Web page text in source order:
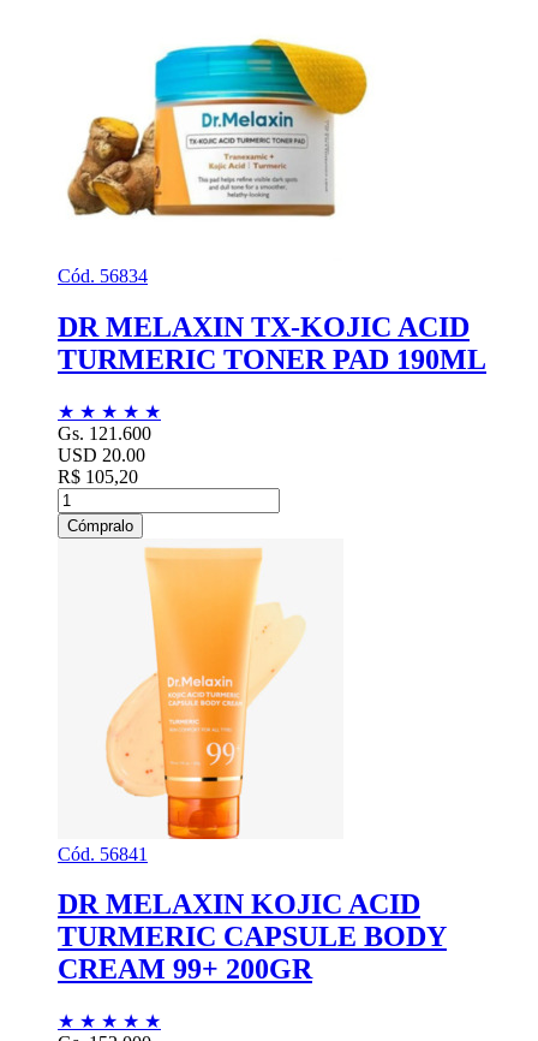
Cód. 56834
DR MELAXIN TX-KOJIC ACID
TURMERIC TONER PAD 190ML
★ ★ ★ ★ ★
Gs. 121.600
USD 20.00
R$ 105,20
Cómpralo
Cód. 56841
DR MELAXIN KOJIC ACID
TURMERIC CAPSULE BODY
CREAM 99+ 200GR
★ ★ ★ ★ ★